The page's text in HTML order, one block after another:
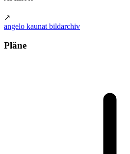
↗
angelo kaunat bildarchiv
Pläne